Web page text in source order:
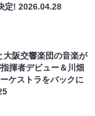
定!2026.04.28
大阪交響楽団の音楽が
揮者デビュー＆川畑
ケストラをバックに